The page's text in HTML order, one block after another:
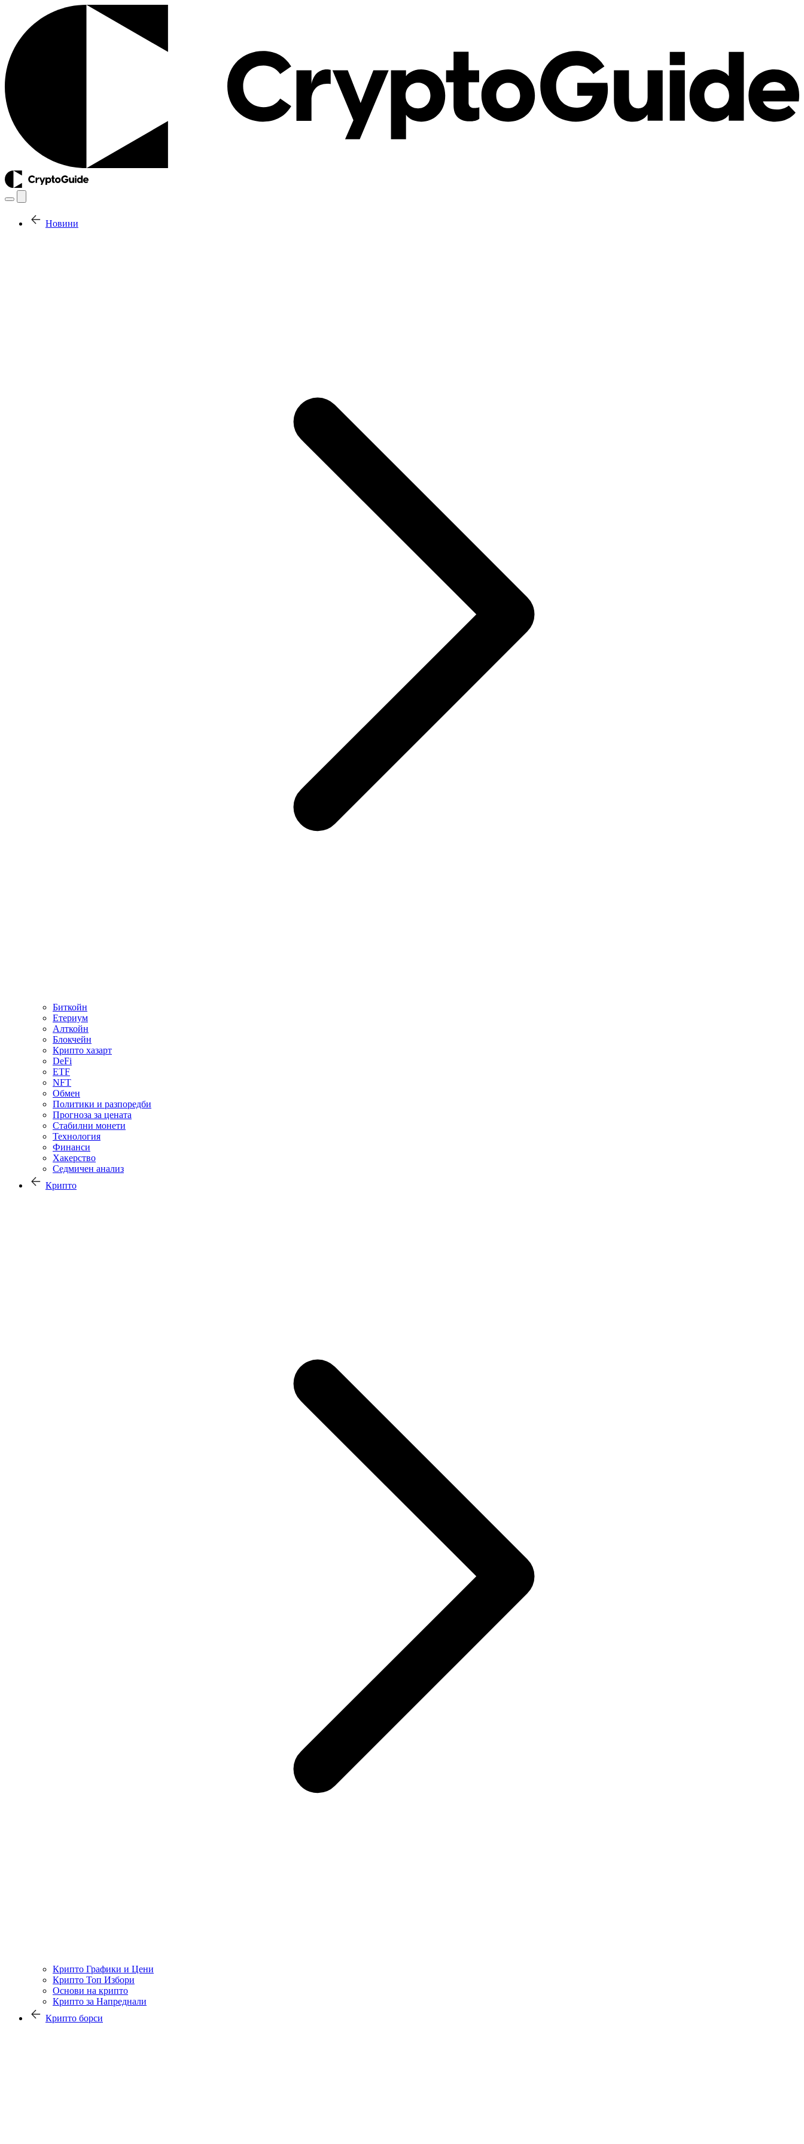
Новини
Биткойн
Етериум
Алткойн
Блокчейн
Крипто хазарт
DeFi
ETF
NFT
Обмен
Политики и разпоредби
Прогноза за цената
Стабилни монети
Технология
Финанси
Хакерство
Седмичен анализ
Крипто
Крипто Графики и Цени
Крипто Топ Избори
Основи на крипто
Крипто за Напреднали
Крипто борси